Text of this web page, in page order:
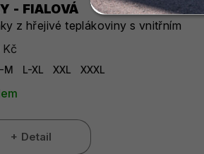
- FIALOVÁ
z hřejivé teplákoviny s vnitřním
Kč
M L-XL XXL XXXL
Detail